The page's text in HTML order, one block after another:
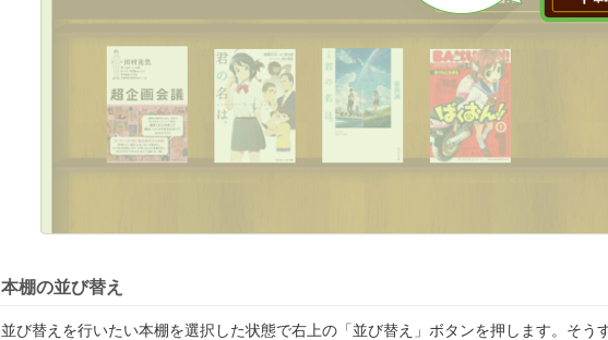
本棚の並び替え
並び替えを行いたい本棚を選択した状態で右上の「並び替え」ボタンを押します。そう